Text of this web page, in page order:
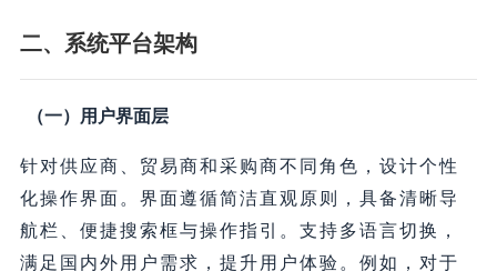
二、系统平台架构
（一）用户界面层
针对供应商、贸易商和采购商不同角色，设计个性
化操作界面。界面遵循简洁直观原则，具备清晰导
航栏、便捷搜索框与操作指引。支持多语言切换，
满足国内外用户需求，提升用户体验。例如，对于